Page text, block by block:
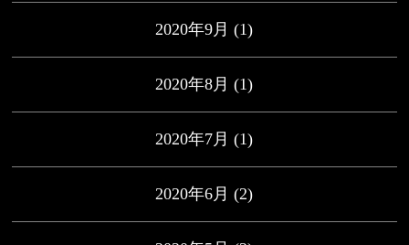
2020年9月 (1)
2020年8月 (1)
2020年7月 (1)
2020年6月 (2)